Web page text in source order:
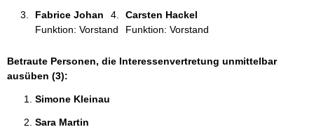
Fabrice Johan
Funktion: Vorstand
Carsten Hackel
Funktion: Vorstand
Betraute Personen, die Interessenvertretung unmittelbar
ausüben (3):
Simone Kleinau
Sara Martin